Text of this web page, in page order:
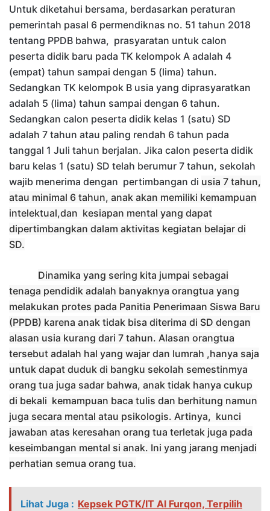
Untuk diketahui bersama, berdasarkan peraturan
pemerintah pasal 6 permendiknas no. 51 tahun 2018
tentang PPDB bahwa, prasyaratan untuk calon
peserta didik baru pada TK kelompok A adalah 4
(empat) tahun sampai dengan 5 (lima) tahun.
Sedangkan TK kelompok B usia yang diprasyaratkan
adalah 5 (lima) tahun sampai dengan 6 tahun.
Sedangkan calon peserta didik kelas 1 (satu) SD
adalah 7 tahun atau paling rendah 6 tahun pada
tanggal 1 Juli tahun berjalan. Jika calon peserta didik
baru kelas 1 (satu) SD telah berumur 7 tahun, sekolah
wajib menerima dengan pertimbangan di usia 7 tahun,
atau minimal 6 tahun, anak akan memiliki kemampuan
intelektual,dan kesiapan mental yang dapat
dipertimbangkan dalam aktivitas kegiatan belajar di
SD.
Dinamika yang sering kita jumpai sebagai
tenaga pendidik adalah banyaknya orangtua yang
melakukan protes pada Panitia Penerimaan Siswa Baru
(PPDB) karena anak tidak bisa diterima di SD dengan
alasan usia kurang dari 7 tahun. Alasan orangtua
tersebut adalah hal yang wajar dan lumrah ,hanya saja
untuk dapat duduk di bangku sekolah semestinmya
orang tua juga sadar bahwa, anak tidak hanya cukup
di bekali kemampuan baca tulis dan berhitung namun
juga secara mental atau psikologis. Artinya, kunci
jawaban atas keresahan orang tua terletak juga pada
keseimbangan mental si anak. Ini yang jarang menjadi
perhatian semua orang tua.
Lihat Juga : Kepsek PGTK/IT Al Furqon, Terpilih